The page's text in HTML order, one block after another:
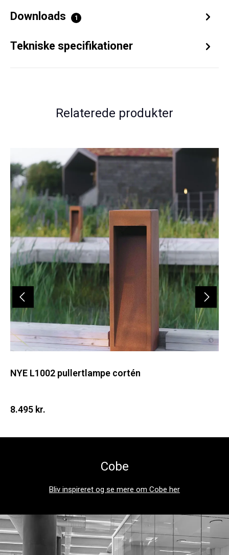
Downloads 1
Tekniske specifikationer
Relaterede produkter
Spring produktgalleriet over
NYE L1002 pullertlampe cortén
8.495 kr.
Cobe
Bliv inspireret og se mere om Cobe her